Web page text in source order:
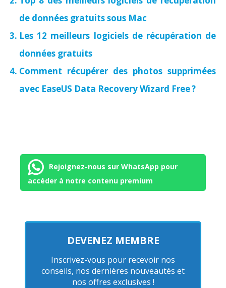
de données gratuits sous Mac
Les 12 meilleurs logiciels de récupération de
données gratuits
Comment récupérer des photos supprimées
avec EaseUS Data Recovery Wizard Free ?
Rejoignez-nous sur WhatsApp pour
accéder à notre contenu premium
DEVENEZ MEMBRE
Inscrivez-vous pour recevoir nos
conseils, nos dernières nouveautés et
nos offres exclusives !